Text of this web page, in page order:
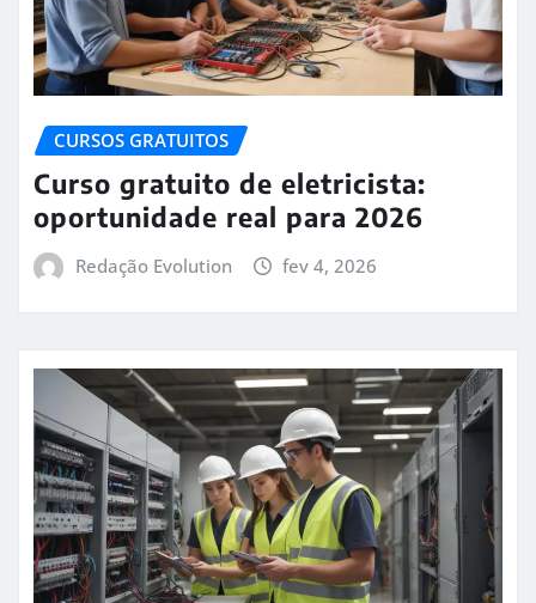
CURSOS GRATUITOS
Curso gratuito de eletricista:
oportunidade real para 2026
Redação Evolution fev 4, 2026